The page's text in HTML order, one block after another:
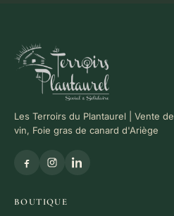
Les Terroirs du Plantaurel | Vente de
vin, Foie gras de canard d'Ariège
BOUTIQUE